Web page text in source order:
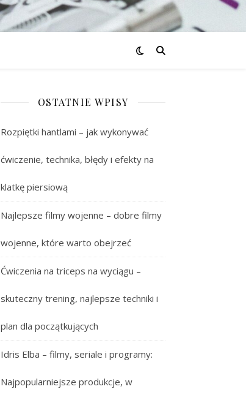
OSTATNIE WPISY
Rozpiętki hantlami – jak wykonywać
ćwiczenie, technika, błędy i efekty na
klatkę piersiową
Najlepsze filmy wojenne – dobre filmy
wojenne, które warto obejrzeć
Ćwiczenia na triceps na wyciągu –
skuteczny trening, najlepsze techniki i
plan dla początkujących
Idris Elba – filmy, seriale i programy:
Najpopularniejsze produkcje, w